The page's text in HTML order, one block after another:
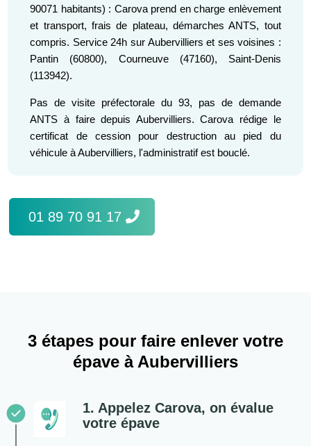
90071 habitants) : Carova prend en charge enlèvement
et transport, frais de plateau, démarches ANTS, tout
compris. Service 24h sur Aubervilliers et ses voisines :
Pantin (60800), Courneuve (47160), Saint-Denis
(113942).
Pas de visite préfectorale du 93, pas de demande
ANTS à faire depuis Aubervilliers. Carova rédige le
certificat de cession pour destruction au pied du
véhicule à Aubervilliers, l'administratif est bouclé.
01 89 70 91 17
3 étapes pour faire enlever votre
épave à Aubervilliers
1. Appelez Carova, on évalue
votre épave